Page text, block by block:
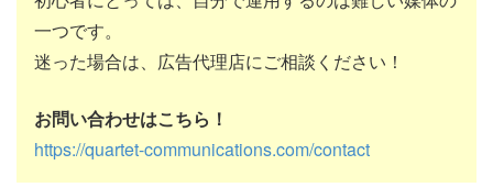
一つです。
迷った場合は、広告代理店にご相談ください！
お問い合わせはこちら！
https://quartet-communications.com/contact